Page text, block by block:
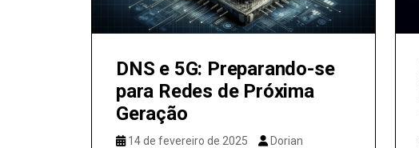
DNS e 5G: Preparando-se
para Redes de Próxima
Geração
14 de fevereiro de 2025
Dorian